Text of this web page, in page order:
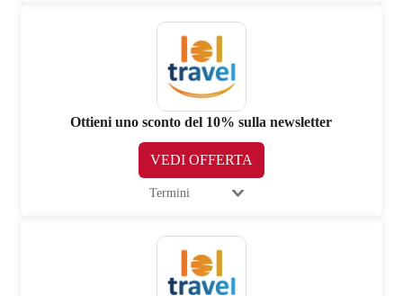
Ottieni uno sconto del 10% sulla newsletter
VEDI OFFERTA
Termini